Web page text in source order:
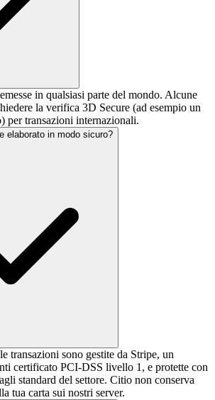
in qualsiasi parte del mondo. Alcune
la verifica 3D Secure (ad esempio un
per transazioni internazionali.
elaborato in modo sicuro?
transazioni sono gestite da Stripe, un
certificato PCI-DSS livello 1, e protette con
standard del settore. Citio non conserva
tua carta sui nostri server.